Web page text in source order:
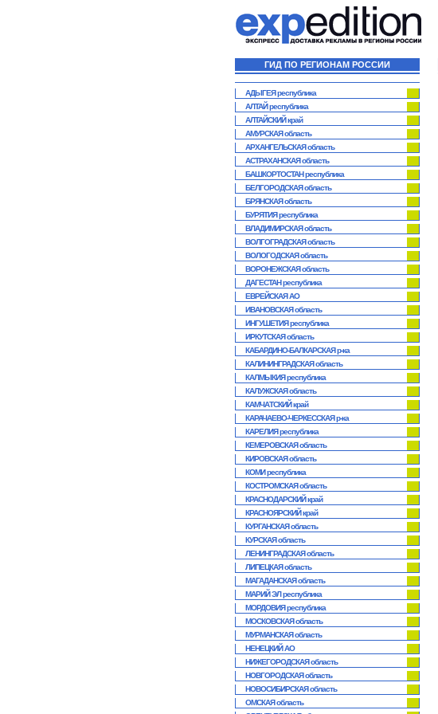
ГИД ПО РЕГИОНАМ РОССИИ
АДЫГЕЯ республика
АЛТАЙ республика
АЛТАЙСКИЙ край
АМУРСКАЯ область
АРХАНГЕЛЬСКАЯ область
АСТРАХАНСКАЯ область
БАШКОРТОСТАН республика
БЕЛГОРОДСКАЯ область
БРЯНСКАЯ область
БУРЯТИЯ республика
ВЛАДИМИРСКАЯ область
ВОЛГОГРАДСКАЯ область
ВОЛОГОДСКАЯ область
ВОРОНЕЖСКАЯ область
ДАГЕСТАН республика
ЕВРЕЙСКАЯ АО
ИВАНОВСКАЯ область
ИНГУШЕТИЯ республика
ИРКУТСКАЯ область
КАБАРДИНО-БАЛКАРСКАЯ р-ка
КАЛИНИНГРАДСКАЯ область
КАЛМЫКИЯ республика
КАЛУЖСКАЯ область
КАМЧАТСКИЙ край
КАРАЧАЕВО-ЧЕРКЕССКАЯ р-ка
КАРЕЛИЯ республика
КЕМЕРОВСКАЯ область
КИРОВСКАЯ область
КОМИ республика
КОСТРОМСКАЯ область
КРАСНОДАРСКИЙ край
КРАСНОЯРСКИЙ край
КУРГАНСКАЯ область
КУРСКАЯ область
ЛЕНИНГРАДСКАЯ область
ЛИПЕЦКАЯ область
МАГАДАНСКАЯ область
МАРИЙ ЭЛ республика
МОРДОВИЯ республика
МОСКОВСКАЯ область
МУРМАНСКАЯ область
НЕНЕЦКИЙ АО
НИЖЕГОРОДСКАЯ область
НОВГОРОДСКАЯ область
НОВОСИБИРСКАЯ область
ОМСКАЯ область